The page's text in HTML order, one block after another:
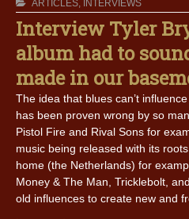
ARTICLES, INTERVIEWS
Interview Tyler
album had to
made in our
The idea that blues can’t
has been proven wrong by so
Pistol Fire and Rival Sons for
music being released with its
home (the Netherlands) for
Money & The Man, Tricklebolt,
old influences to create new and